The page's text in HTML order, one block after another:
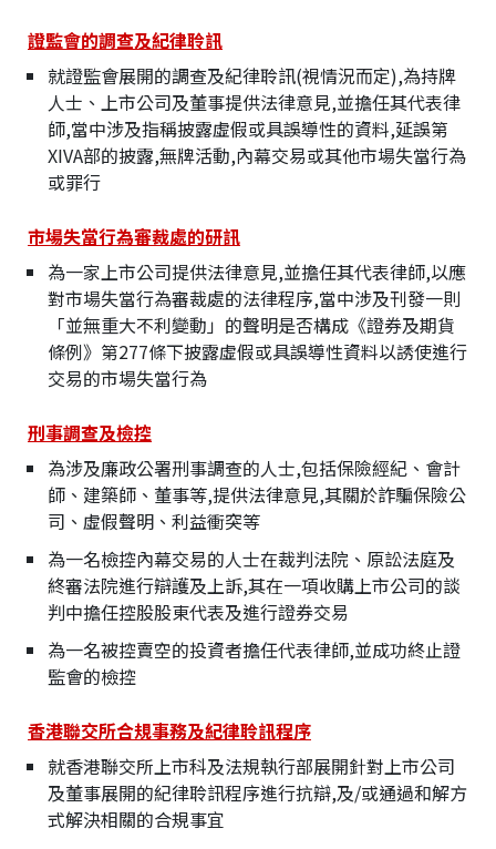
證監會的調查及紀律聆訊
就證監會展開的調查及紀律聆訊(視情況而定),為持牌
人士、上市公司及董事提供法律意見,並擔任其代表律
師,當中涉及指稱披露虛假或具誤導性的資料,延誤第
XIVA部的披露,無牌活動,內幕交易或其他市場失當行為
或罪行
市場失當行為審裁處的研訊
為一家上市公司提供法律意見,並擔任其代表律師,以應
對市場失當行為審裁處的法律程序,當中涉及刊發一則
「並無重大不利變動」的聲明是否構成《證券及期貨
條例》第277條下披露虛假或具誤導性資料以誘使進行
交易的市場失當行為
刑事調查及檢控
為涉及廉政公署刑事調查的人士,包括保險經紀、會計
師、建築師、董事等,提供法律意見,其關於詐騙保險公
司、虛假聲明、利益衝突等
為一名檢控內幕交易的人士在裁判法院、原訟法庭及
終審法院進行辯護及上訴,其在一項收購上市公司的談
判中擔任控股股東代表及進行證券交易
為一名被控賣空的投資者擔任代表律師,並成功終止證
監會的檢控
香港聯交所合規事務及紀律聆訊程序
就香港聯交所上市科及法規執行部展開針對上市公司
及董事展開的紀律聆訊程序進行抗辯,及/或通過和解方
式解決相關的合規事宜